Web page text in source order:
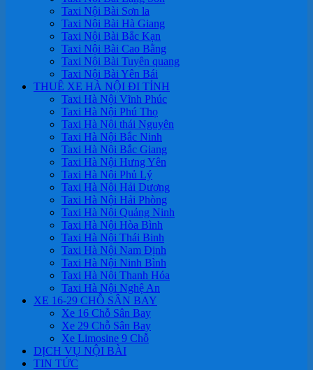
Taxi Nội Bài Sơn la
Taxi Nội Bài Hà Giang
Taxi Nội Bài Bắc Kạn
Taxi Nội Bài Cao Bằng
Taxi Nội Bài Tuyên quang
Taxi Nội Bài Yên Bái
THUÊ XE HÀ NỘI ĐI TỈNH
Taxi Hà Nội Vĩnh Phúc
Taxi Hà Nội Phú Thọ
Taxi Hà Nội thái Nguyên
Taxi Hà Nội Bắc Ninh
Taxi Hà Nội Bắc Giang
Taxi Hà Nội Hưng Yên
Taxi Hà Nội Phủ Lý
Taxi Hà Nội Hải Dương
Taxi Hà Nội Hải Phòng
Taxi Hà Nội Quảng Ninh
Taxi Hà Nội Hòa Bình
Taxi Hà Nội Thái Binh
Taxi Hà Nội Nam Định
Taxi Hà Nội Ninh Bình
Taxi Hà Nội Thanh Hóa
Taxi Hà Nội Nghệ An
XE 16-29 CHỖ SÂN BAY
Xe 16 Chỗ Sân Bay
Xe 29 Chỗ Sân Bay
Xe Limosine 9 Chỗ
DỊCH VỤ NỘI BÀI
TIN TỨC